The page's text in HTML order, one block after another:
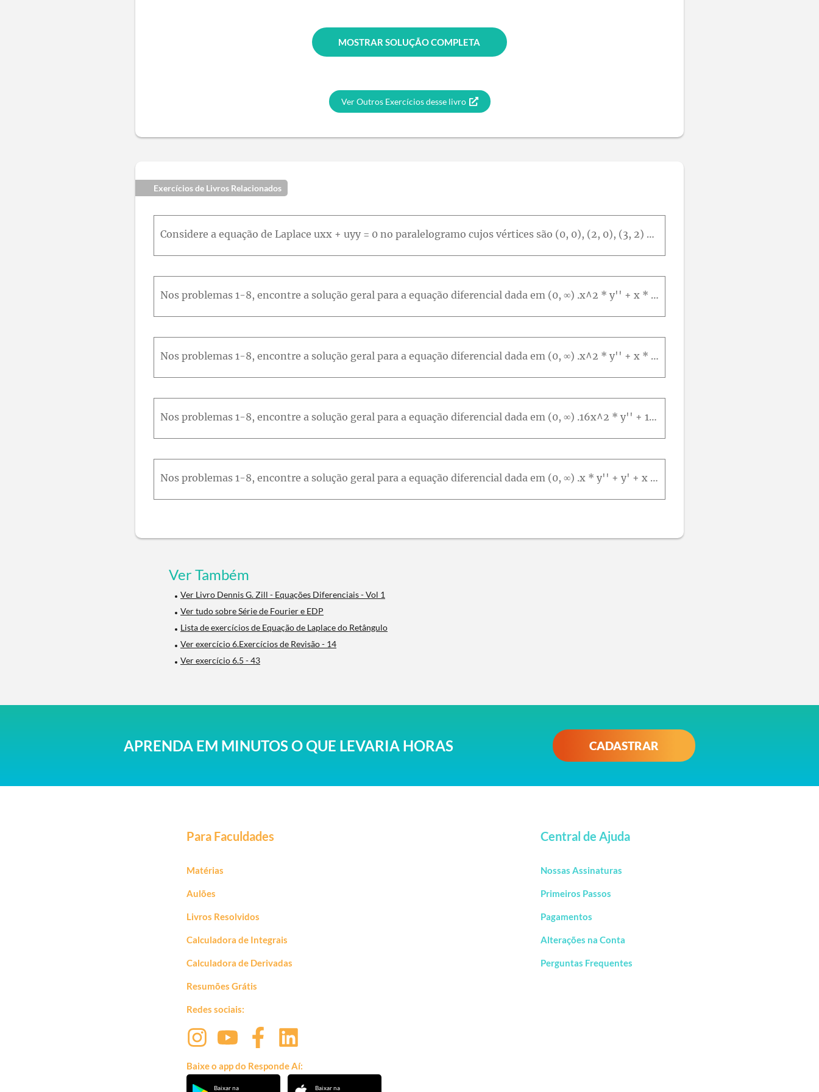
MOSTRAR SOLUÇÃO COMPLETA
Ver Outros Exercícios desse livro
Exercícios de Livros Relacionados
Considere a equação de Laplace uxx + uyy = 0 no paralelogramo cujos vértices são (0, 0), (2, 0), (3, 2) e (1, 2). Suponha que a condição de contorno no lado y = 2 é u(x, 2) = f(x) para 1 ≤ x ≤ 3 e que
Nos problemas 1-8, encontre a solução geral para a equação diferencial dada em (0, ∞) .x^2 * y'' + x * y' + (9 * x^2 - 4) * y = 0
Nos problemas 1-8, encontre a solução geral para a equação diferencial dada em (0, ∞) .x^2 * y'' + x * y' + (36 * x^2 - 1/4) * y = 0
Nos problemas 1-8, encontre a solução geral para a equação diferencial dada em (0, ∞) .16x^2 * y'' + 16x * y' + (16x^2 - 1) * y = 0
Nos problemas 1-8, encontre a solução geral para a equação diferencial dada em (0, ∞) .x * y'' + y' + x * y = 0
Ver Também
Ver Livro Dennis G. Zill - Equações Diferenciais - Vol 1
Ver tudo sobre Série de Fourier e EDP
Lista de exercícios de Equação de Laplace do Retângulo
Ver exercício 6.Exercícios de Revisão - 14
Ver exercício 6.5 - 43
APRENDA EM MINUTOS O QUE LEVARIA HORAS CADASTRAR
Para Faculdades
Matérias
Aulões
Livros Resolvidos
Calculadora de Integrais
Calculadora de Derivadas
Resumões Grátis
Redes sociais:
Baixe o app do Responde Aí:
Baixar na Baixar na
Central de Ajuda
Nossas Assinaturas
Primeiros Passos
Pagamentos
Alterações na Conta
Perguntas Frequentes